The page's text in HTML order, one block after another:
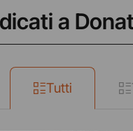
a
Tutti